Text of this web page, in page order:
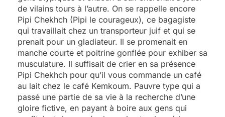
de vilains tours à l’autre. On se rappelle encore
Pipi Chekhch (Pipi le courageux), ce bagagiste
qui travaillait chez un transporteur juif et qui se
prenait pour un gladiateur. Il se promenait en
manche courte et poitrine gonflée pour exhiber sa
musculature. Il suffisait de crier en sa présence
Pipi Chekhch pour qu’il vous commande un café
au lait chez le café Kemkoum. Pauvre type qui a
passé une partie de sa vie à la recherche d’une
gloire fictive, en payant à boire aux gens qui